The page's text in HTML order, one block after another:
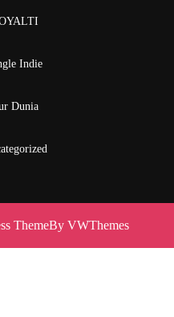
Indie
Dunia
ThemeBy VWThemes